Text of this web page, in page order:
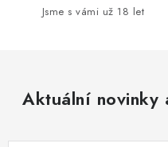
Jsme s vámi už 18 let
Aktuální novinky